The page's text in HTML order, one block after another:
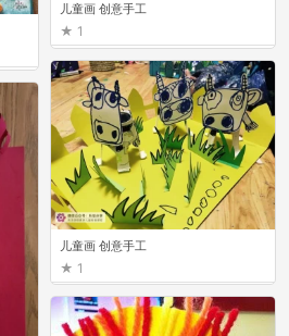
儿童画 创意手工
1
儿童画 创意手工
1